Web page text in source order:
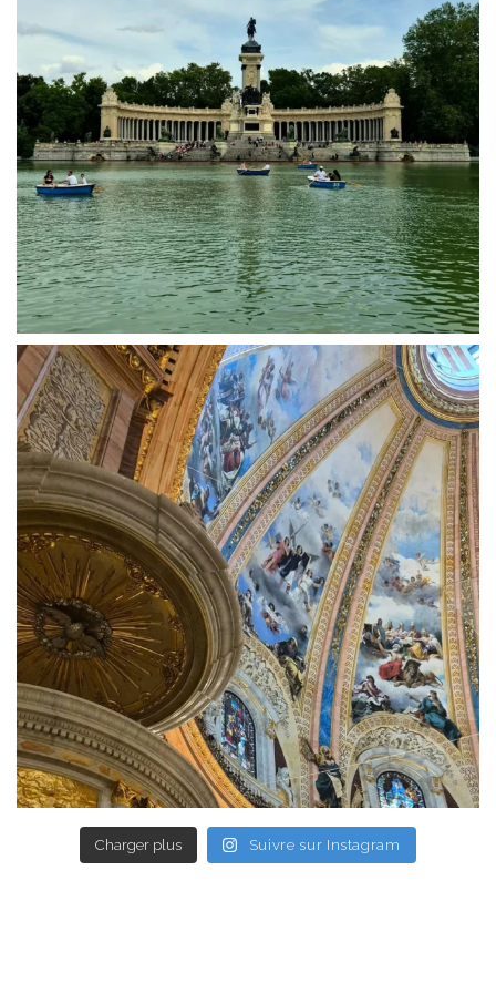
Charger plus Suivre sur Instagram